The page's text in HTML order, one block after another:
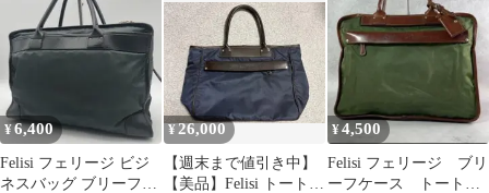
可 ブラウン
¥6,400
Felisi フェリージ ビジ
ネスバッグ ブリーフケ
¥26,000
【週末まで値引き中】
【美品】Felisi トートバ
¥4,500
Felisi フェリージ ブリ
ーフケース トートバ